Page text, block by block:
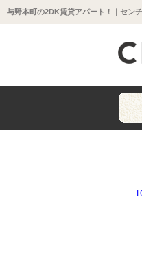
与野本町の2DK賃貸アパート！｜セン